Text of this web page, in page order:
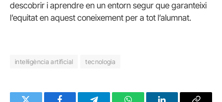
descobrir i aprendre en un entorn segur que garanteixi
l’equitat en aquest coneixement per a tot l’alumnat.
intel·ligència artificial tecnologia